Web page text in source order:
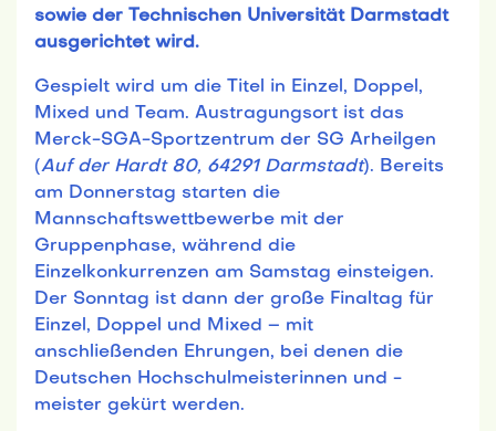
sowie der Technischen Universität Darmstadt
ausgerichtet wird.
Gespielt wird um die Titel in Einzel, Doppel,
Mixed und Team. Austragungsort ist das
Merck-SGA-Sportzentrum der SG Arheilgen
(Auf der Hardt 80, 64291 Darmstadt). Bereits
am Donnerstag starten die
Mannschaftswettbewerbe mit der
Gruppenphase, während die
Einzelkonkurrenzen am Samstag einsteigen.
Der Sonntag ist dann der große Finaltag für
Einzel, Doppel und Mixed – mit
anschließenden Ehrungen, bei denen die
Deutschen Hochschulmeisterinnen und -
meister gekürt werden.